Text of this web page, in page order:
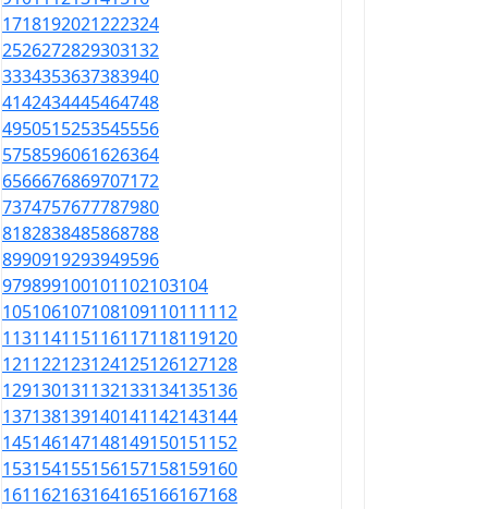
1718192021222324
2526272829303132
3334353637383940
4142434445464748
4950515253545556
5758596061626364
6566676869707172
7374757677787980
8182838485868788
8990919293949596
979899100101102103104
105106107108109110111112
113114115116117118119120
121122123124125126127128
129130131132133134135136
137138139140141142143144
145146147148149150151152
153154155156157158159160
161162163164165166167168